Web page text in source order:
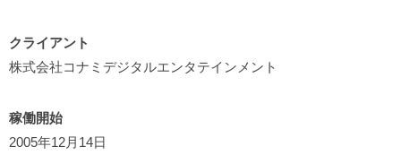
クライアント
株式会社コナミデジタルエンタテインメント
稼働開始
2005年12月14日